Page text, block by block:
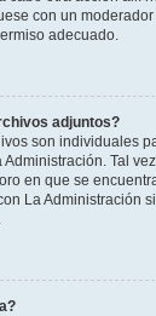
con un moderador
adecuado.
adjuntos?
son individuales
Tal
en que se
La Administración